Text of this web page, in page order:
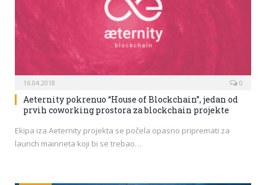
16.04.2018 0
Aeternity pokrenuo “House of Blockchain”, jedan od
prvih coworking prostora za blockchain projekte
Ekipa iza Aeternity projekta se počela opasno pripremati za
launch mainneta koji bi se trebao…